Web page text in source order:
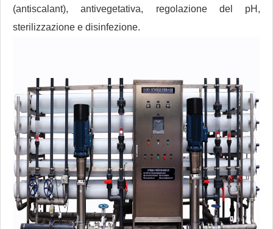
(antiscalant), antivegetativa, regolazione del pH,
sterilizzazione e disinfezione.